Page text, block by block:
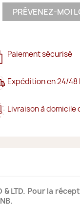
PRÉVENEZ-MOI
Paiement sécurisé
Expédition en 24/48
Livraison à domicile
LTD. Pour la